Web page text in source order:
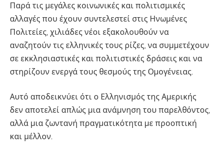
Παρά τις μεγάλες κοινωνικές και πολιτισμικές
αλλαγές που έχουν συντελεστεί στις Ηνωμένες
Πολιτείες, χιλιάδες νέοι εξακολουθούν να
αναζητούν τις ελληνικές τους ρίζες, να συμμετέχουν
σε εκκλησιαστικές και πολιτιστικές δράσεις και να
στηρίζουν ενεργά τους θεσμούς της Ομογένειας.
Αυτό αποδεικνύει ότι ο Ελληνισμός της Αμερικής
δεν αποτελεί απλώς μια ανάμνηση του παρελθόντος,
αλλά μια ζωντανή πραγματικότητα με προοπτική
και μέλλον.